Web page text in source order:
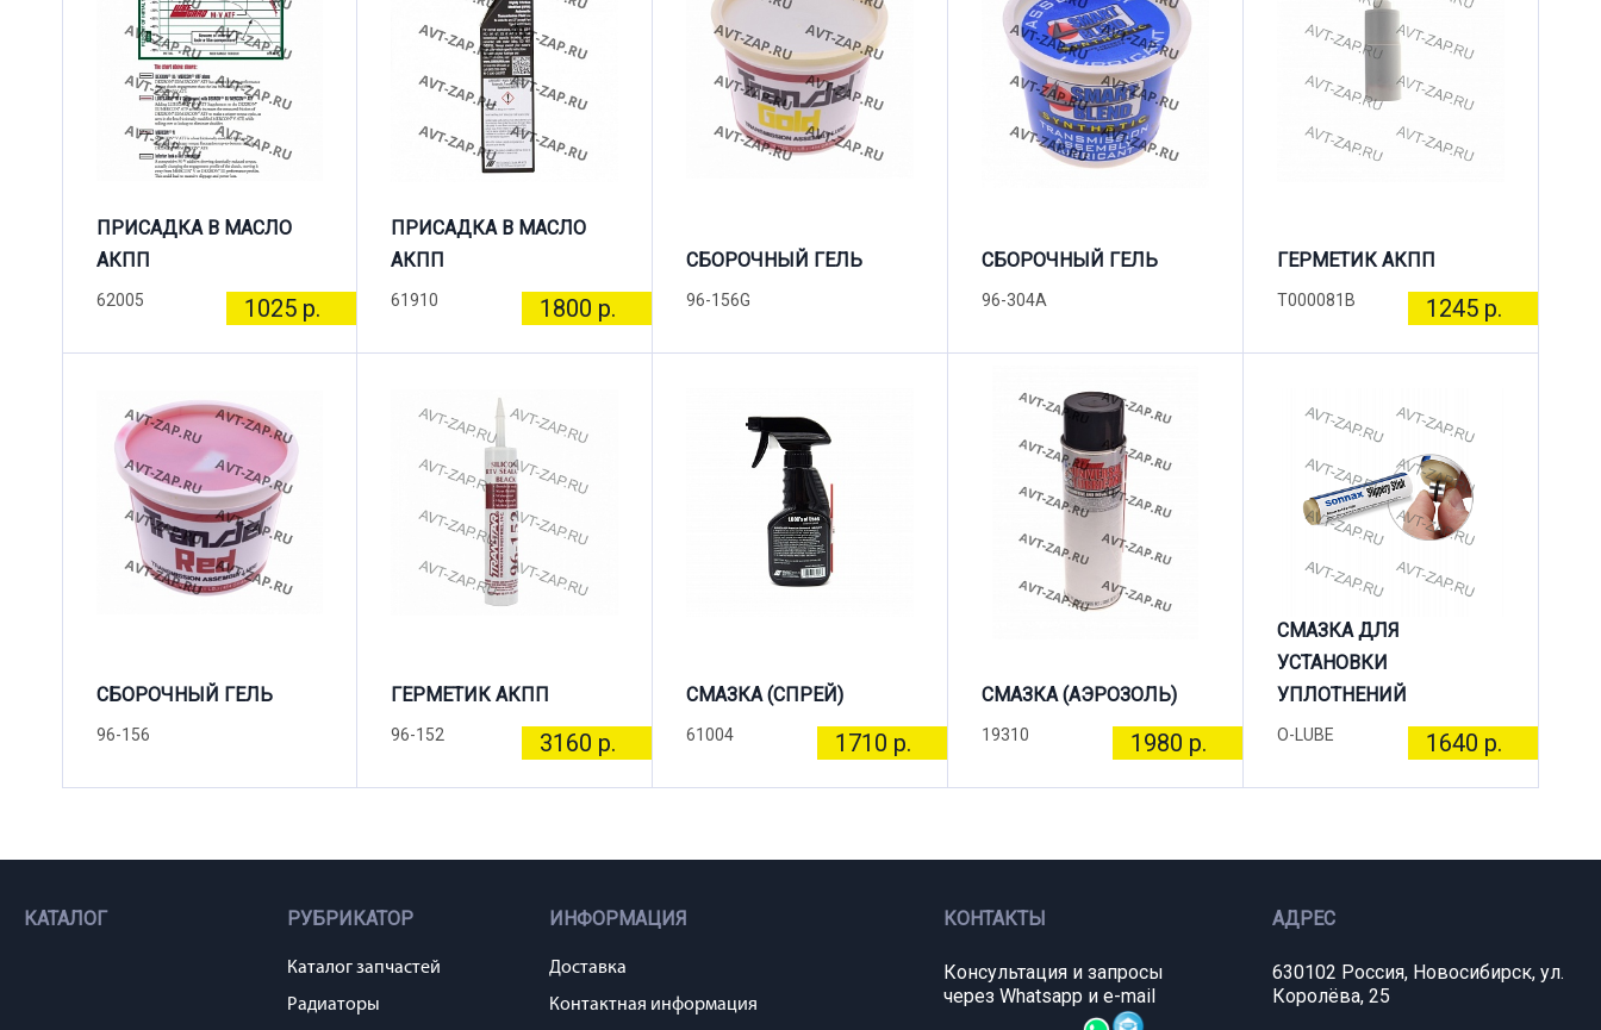
ПРИСАДКА В МАСЛО
АКПП
62005 1025 р.
ПРИСАДКА В МАСЛО
АКПП
61910 1800 р.
СБОРОЧНЫЙ ГЕЛЬ
96-156G
СБОРОЧНЫЙ ГЕЛЬ
96-304A
ГЕРМЕТИК АКПП
T000081B 1245 р.
СБОРОЧНЫЙ ГЕЛЬ
96-156
ГЕРМЕТИК АКПП
96-152 3160 р.
СМАЗКА (СПРЕЙ)
61004 1710 р.
СМАЗКА (АЭРОЗОЛЬ)
19310 1980 р.
СМАЗКА ДЛЯ
УСТАНОВКИ
УПЛОТНЕНИЙ
O-LUBE 1640 р.
КАТАЛОГ РУБРИКАТОР
Каталог запчастей
Радиаторы
ИНФОРМАЦИЯ
Доставка
Контактная информация
КОНТАКТЫ
Консультация и запросы
через Whatsapp и e-mail
АДРЕС
630102 Россия, Новосибирск, ул.
Королёва, 25